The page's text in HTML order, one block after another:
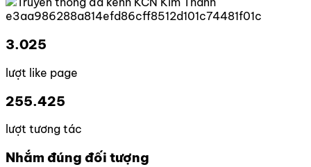
3.025
lượt like page
255.425
lượt tương tác
Nhắm đúng đối tượng